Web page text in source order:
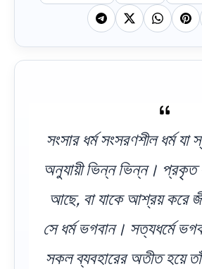
সংসার ধর্ম সংসরণশীল ধর্ম যা
অনুযায়ী ভিন্ন ভিন্ন। প্রকৃত
আছে, বা যাকে আশ্রয় করে
সে ধর্ম ভগবান। সত্যধর্মে
সকল ব্যবহারের অতীত হয়ে